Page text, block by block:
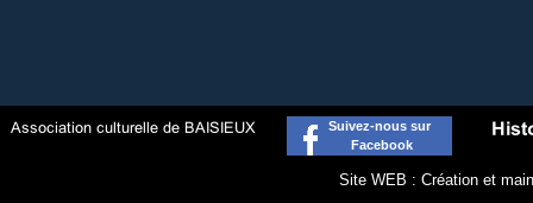
Suivez-nous sur
Facebook
Site WEB : Création et